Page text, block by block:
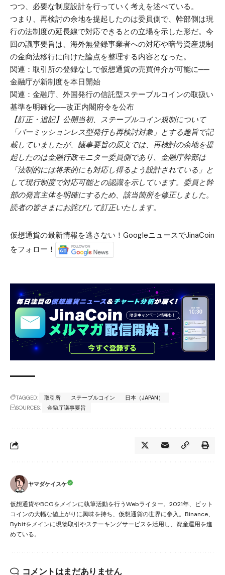
つつ、必要な制度設計を行っていく考えを述べている。
つまり、再検討の余地を提起したのは委員側で、幹部側は現
行の法制度の延長線で対応できるとの立場を示した形だ。今
回の議事要旨は、海外無登録事業者への対応や暗号資産規制
の金商法移行に向けた論点を整理する内容となった。
関連： 取引所の登録なしで仮想通貨の売買仲介が可能に──
金融庁が新制度を本日開始
関連： 金融庁、外国発行の信託型ステーブルコインの取扱い
基準を明確化──改正内閣府令を公布
【訂正・追記】公開当初、ステーブルコイン規制について
「パーミッションレス型発行も再検討対象」とする趣旨で記
載していましたが、議事要旨の原文では、再検討の余地を提
起したのは金融行政モニター委員側であり、金融庁幹部は
「法制的には将来的にも対応し得るよう設計されている」と
して現行制度で対応可能との認識を示しています。委員と幹
部の発言主体を明確にするため、該当箇所を修正しました。
読者の皆さまにお詫びして訂正いたします。
仮想通貨の最新情報を逃さない！GoogleニュースでJinaCoin
をフォロー！
TAGGED: 取引所 ステーブルコイン
日本（JAPAN）
SOURCES:
金融庁議事要旨
ヤマダケイスケ
仮想通貨やBCGをメインに執筆活動を行うWebライター。2021年、ビット
コインの大幅な値上がりに興味を持ち、仮想通貨の世界に参入。Binance、
Bybitをメインに現物取引やステーキングサービスを活用し、資産運用を進
めている。
コメントはまだありません